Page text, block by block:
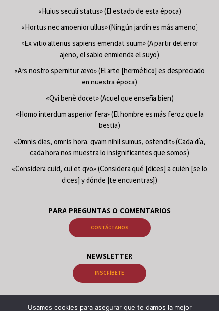
«Huius seculi status» (El estado de esta época)
«Hortus nec amoenior ullus» (Ningún jardín es más ameno)
«Ex vitio alterius sapiens emendat suum» (A partir del error
ajeno, el sabio enmienda el suyo)
«Ars nostro spernitur ævo» (El arte [hermético] es despreciado
en nuestra época)
«Qvi benè docet» (Aquel que enseña bien)
«Homo interdum asperior fera» (El hombre es más feroz que la
bestia)
«Omnis dies, omnis hora, qvam nihil sumus, ostendit» (Cada día,
cada hora nos muestra lo insignificantes que somos)
«Considera cuid, cui et qvo» (Considera qué [dices] a quién [se lo
dices] y dónde [te encuentras])
PARA PREGUNTAS O COMENTARIOS
CONTÁCTANOS
NEWSLETTER
INSCRÍBETE
Usamos cookies para asegurar que te damos la mejor